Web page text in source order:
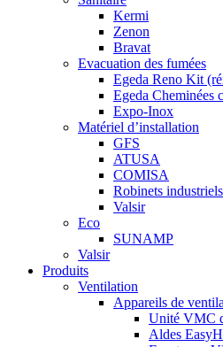
Kermi
Zenon
Bravat
Evacuation des fumées
Egeda Reno Kit
Egeda Cheminées
Expo-Inox
Matériel d’installation
GFS
ATUSA
COMISA
Robinets
Valsir
Eco
SUNAMP
Valsir
Produits
Ventilation
Appareils de
Unité VMC
Aldes